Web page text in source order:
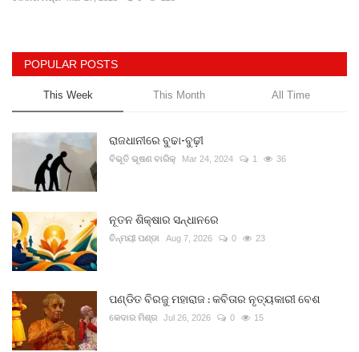
ଆଜିର ଖବର
ସଂସ୍କୃତି
ଭିଡିଓ
POPULAR POSTS
This Week This Month All Time
ରାଜଧାନୀରେ ବୁଢା-ବୁଢ଼ୀ
ବିଭୂତି ଭୂଷଣ ବାରିକ୍ Mar 24, 2024 1 36
ନୂତନ ଶିକ୍ଷାର ସନ୍ଧାନରେ
ଚିନ୍ମୟୀ ପଣ୍ଡା Aug 7, 2026 0 23
ପଣ୍ଡିତ ବିରଜୁ ମହାରାଜ : କବିତାର ନୃତ୍ୟକାରୀ ବେଶ
କେଦାର ମିଶ୍ର Jul 26, 2026 0 15